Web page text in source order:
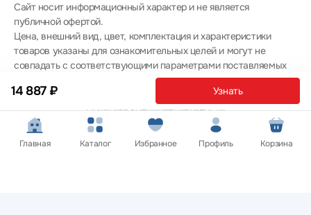
14 887 ₽ Узнать
Сайт носит информационный характер и не является
публичной офертой.
Цена, внешний вид, цвет, комплектация и характеристики
товаров указаны для ознакомительных целей и могут не
совпадать с соответствующими параметрами поставляемых
товаров - уточняйте информацию у менеджера при
оформлении заказа.
Политика конфиденциальности
© 2012 — 2026 ООО «Эпл Тэк»
Главная Каталог Избранное Профиль Корзина